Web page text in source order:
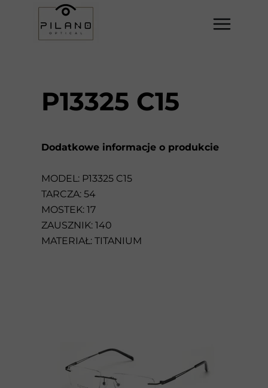
Dodatkowe informacje o produkcie
MODEL: P13325 C15
TARCZA: 54
MOSTEK: 17
ZAUSZNIK: 140
MATERIAŁ: TITANIUM
P13325 C15